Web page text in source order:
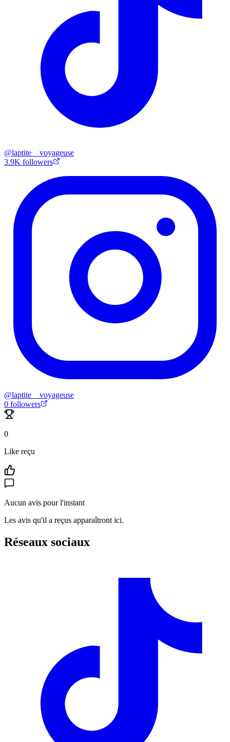
@laptite__voyageuse
3.9K followers
@laptite__voyageuse
0 followers
0
Like reçu
Aucun avis pour l'instant
Les avis qu'il a reçus apparaîtront ici.
Réseaux sociaux